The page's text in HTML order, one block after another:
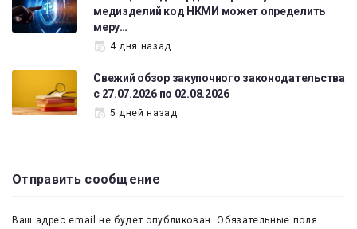
медизделий код НКМИ может определить
меру…
4 дня назад
Свежий обзор закупочного законодательства
с 27.07.2026 по 02.08.2026
5 дней назад
Отправить сообщение
Ваш адрес email не будет опубликован. Обязательные поля